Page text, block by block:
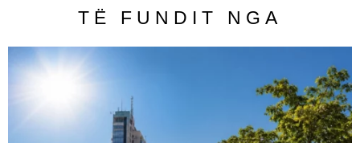
TË FUNDIT NGA